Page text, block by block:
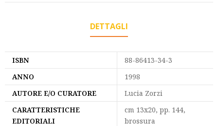
DETTAGLI
ISBN
88-86413-34-3
ANNO
1998
AUTORE E/O CURATORE
Lucia Zorzi
CARATTERISTICHE
EDITORIALI
cm 13x20, pp. 144,
brossura